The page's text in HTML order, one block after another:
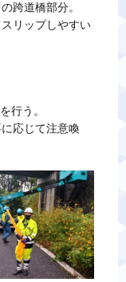
基本方針
跨道橋部分。
リップしやすい
う。
じて注意喚